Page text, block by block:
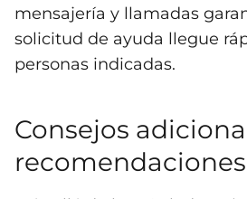
mensajería y llamadas
solicitud de ayuda llegue
personas indicadas.
Consejos